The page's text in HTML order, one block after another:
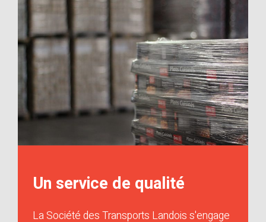
Un service de qualité
La Société des Transports Landois s'engage